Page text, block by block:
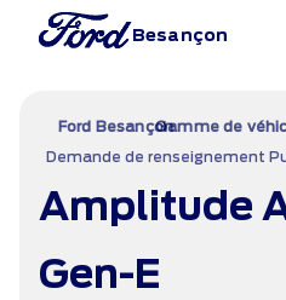
Besançon
Ford Besançon
›
Gamme de
Demande de renseignement
Amplitude
Gen-E